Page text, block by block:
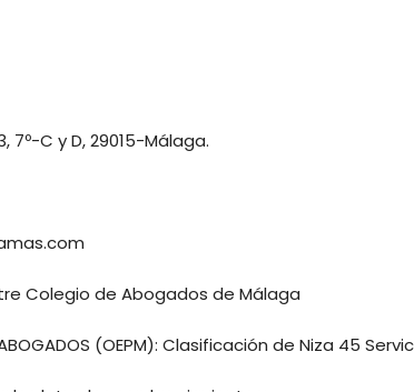
7º-C y D, 29015-Málaga.
Colegio de Abogados de Málaga
ABOGADOS (OEPM): Clasificación de Niza 45